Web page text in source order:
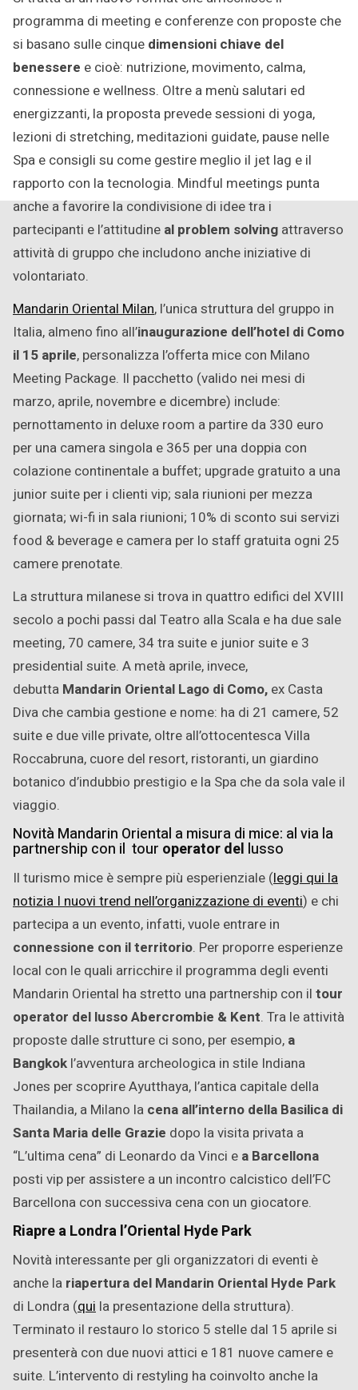
programma di meeting e conferenze con proposte che
si basano sulle cinque dimensioni chiave del
benessere e cioè: nutrizione, movimento, calma,
connessione e wellness. Oltre a menù salutari ed
energizzanti, la proposta prevede sessioni di yoga,
lezioni di stretching, meditazioni guidate, pause nelle
Spa e consigli su come gestire meglio il jet lag e il
rapporto con la tecnologia. Mindful meetings punta
anche a favorire la condivisione di idee tra i
partecipanti e l’attitudine al problem solving attraverso
attività di gruppo che includono anche iniziative di
volontariato.
Mandarin Oriental Milan, l’unica struttura del gruppo in
Italia, almeno fino all’inaugurazione dell’hotel di Como
il 15 aprile, personalizza l’offerta mice con Milano
Meeting Package. Il pacchetto (valido nei mesi di
marzo, aprile, novembre e dicembre) include:
pernottamento in deluxe room a partire da 330 euro
per una camera singola e 365 per una doppia con
colazione continentale a buffet; upgrade gratuito a una
junior suite per i clienti vip; sala riunioni per mezza
giornata; wi-fi in sala riunioni; 10% di sconto sui servizi
food & beverage e camera per lo staff gratuita ogni 25
camere prenotate.
La struttura milanese si trova in quattro edifici del XVIII
secolo a pochi passi dal Teatro alla Scala e ha due sale
meeting, 70 camere, 34 tra suite e junior suite e 3
presidential suite. A metà aprile, invece,
debutta Mandarin Oriental Lago di Como, ex Casta
Diva che cambia gestione e nome: ha di 21 camere, 52
suite e due ville private, oltre all’ottocentesca Villa
Roccabruna, cuore del resort, ristoranti, un giardino
botanico d’indubbio prestigio e la Spa che da sola vale il
viaggio.
Novità Mandarin Oriental a misura di mice: al via la
partnership con il tour operator del lusso
Il turismo mice è sempre più esperienziale (leggi qui la
notizia I nuovi trend nell’organizzazione di eventi) e chi
partecipa a un evento, infatti, vuole entrare in
connessione con il territorio. Per proporre esperienze
local con le quali arricchire il programma degli eventi
Mandarin Oriental ha stretto una partnership con il tour
operator del lusso Abercrombie & Kent. Tra le attività
proposte dalle strutture ci sono, per esempio, a
Bangkok l’avventura archeologica in stile Indiana
Jones per scoprire Ayutthaya, l’antica capitale della
Thailandia, a Milano la cena all’interno della Basilica di
Santa Maria delle Grazie dopo la visita privata a
“L’ultima cena” di Leonardo da Vinci e a Barcellona
posti vip per assistere a un incontro calcistico dell’FC
Barcellona con successiva cena con un giocatore.
Riapre a Londra l’Oriental Hyde Park
Novità interessante per gli organizzatori di eventi è
anche la riapertura del Mandarin Oriental Hyde Park
di Londra (qui la presentazione della struttura).
Terminato il restauro lo storico 5 stelle dal 15 aprile si
presenterà con due nuovi attici e 181 nuove camere e
suite. L’intervento di restyling ha coinvolto anche la